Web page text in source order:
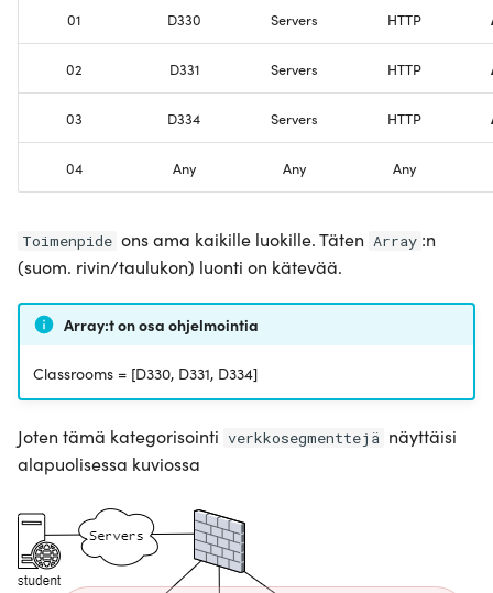
01 D330 Servers HTTP
02 D331 Servers HTTP
03 D334 Servers HTTP
04 Any Any Any
Toimenpide ons ama kaikille luokille. Täten Array :n
(suom. rivin/taulukon) luonti on kätevää.
Array:t on osa ohjelmointia
Classrooms = [D330, D331, D334]
Joten tämä kategorisointi verkkosegmenttejä näyttäisi
alapuolisessa kuviossa